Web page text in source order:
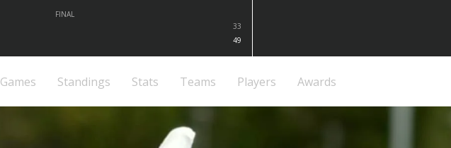
FINAL
33
49
Games Standings Stats Teams Players Awards